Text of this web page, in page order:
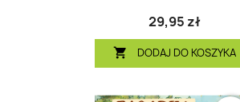
29,95 zł
 DODAJ DO KOSZYKA